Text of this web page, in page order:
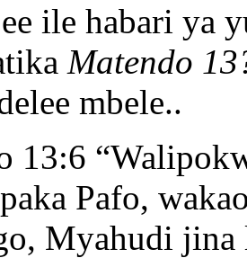
ile habari ya
Matendo
mbele..
13:6
Pafo,
Myahudi